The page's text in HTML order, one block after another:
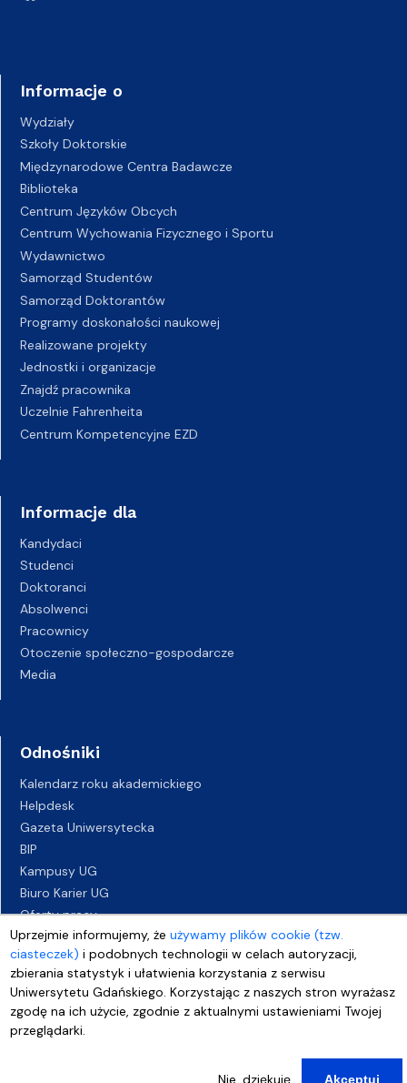
Uprzejmie informujemy, żeużywamy plików cookie (tzw.
ciasteczek) i podobnych technologii w celach autoryzacji,
zbierania statystyk i ułatwienia korzystania z serwisu
Uniwersytetu Gdańskiego. Korzystając z naszych stron wyrażasz
zgodę na ich użycie, zgodnie z aktualnymi ustawieniami Twojej
przeglądarki.
Nie, dziękuję Akceptuj
Informacje o
Wydziały
Szkoły Doktorskie
Międzynarodowe Centra Badawcze
Biblioteka
Centrum Języków Obcych
Centrum Wychowania Fizycznego i Sportu
Wydawnictwo
Samorząd Studentów
Samorząd Doktorantów
Programy doskonałości naukowej
Realizowane projekty
Jednostki i organizacje
Znajdź pracownika
Uczelnie Fahrenheita
Centrum Kompetencyjne EZD
Informacje dla
Kandydaci
Studenci
Doktoranci
Absolwenci
Pracownicy
Otoczenie społeczno-gospodarcze
Media
Odnośniki
Kalendarz roku akademickiego
Helpdesk
Gazeta Uniwersytecka
BIP
Kampusy UG
Biuro Karier UG
Oferty pracy
Deklaracja dostępności